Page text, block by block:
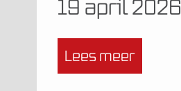
19 april 2026
Lees meer